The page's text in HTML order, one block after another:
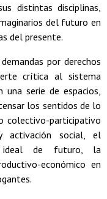
distintas disciplinas,
del futuro en
del presente.
por derechos
crítica al sistema
serie de espacios,
los sentidos de lo
colectivo-participativo
activación social, el
ideal de futuro, la
económico en